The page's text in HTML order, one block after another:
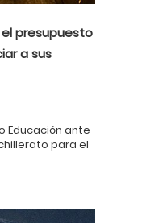
presupuesto
a sus
Educación ante
para el